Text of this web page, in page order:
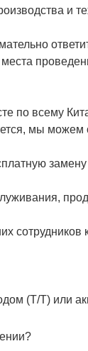
и
по всему
мы можем
сотрудников
(T/T) или